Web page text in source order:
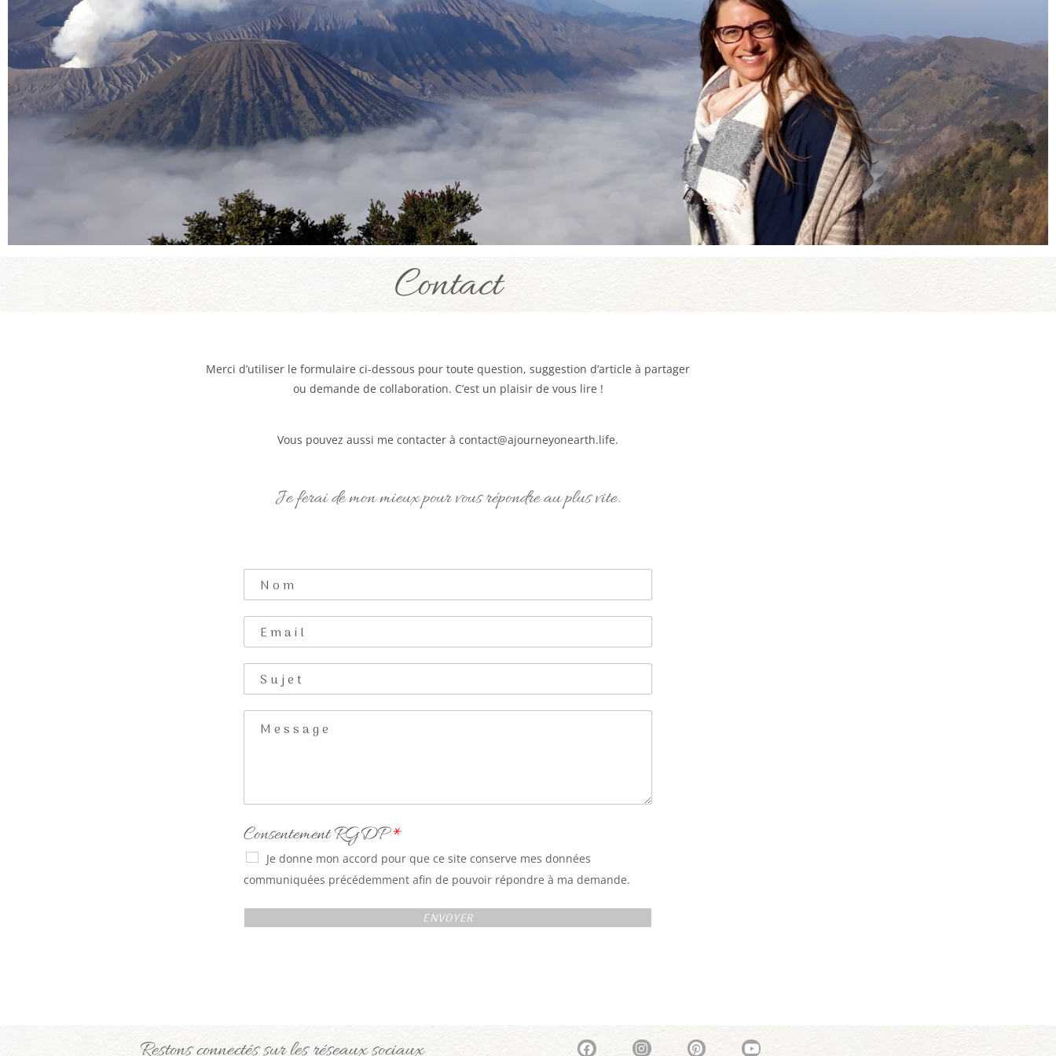
Contact
Merci d’utiliser le formulaire ci-dessous pour toute question, suggestion d’article à partager
ou demande de collaboration. C’est un plaisir de vous lire !
Vous pouvez aussi me contacter à contact@ajourneyonearth.life.
Je ferai de mon mieux pour vous répondre au plus vite.
o
m
*
m
a
i
l
u
j M
a
g
e
*
Consentement RGDP*
Je donne mon accord pour que ce site conserve mes données
communiquées précédemment afin de pouvoir répondre à ma demande.
ENVOYER
Restons connectés sur les réseaux sociaux